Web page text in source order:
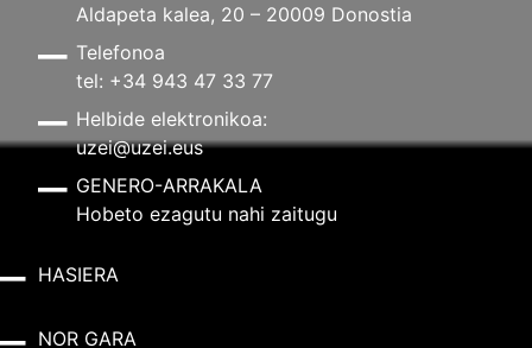
Aldapeta kalea, 20 – 20009 Donostia
Telefonoa
tel: +34 943 47 33 77
Helbide elektronikoa:
uzei@uzei.eus
GENERO-ARRAKALA
Hobeto ezagutu nahi zaitugu
HASIERA
NOR GARA